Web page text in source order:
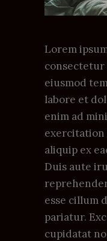
Lorem
consectetur
eiusmod
labore et
enim ad
exercitation
aliquip ex
Duis aute
esse cillum
pariatur.
cupidatat